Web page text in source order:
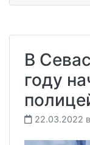
В
году
22.03.2022